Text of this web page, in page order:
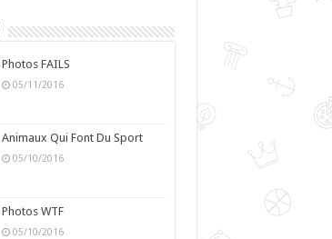
Photos FAILS
05/11/2016
Animaux Qui Font Du Sport
05/10/2016
Photos WTF
05/10/2016